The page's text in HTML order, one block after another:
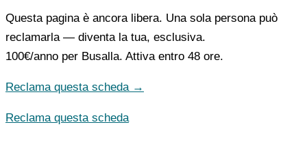
Questa pagina è ancora libera. Una sola persona può
reclamarla — diventa la tua, esclusiva.
100€/anno per Busalla. Attiva entro 48 ore.
Reclama questa scheda →
Reclama questa scheda